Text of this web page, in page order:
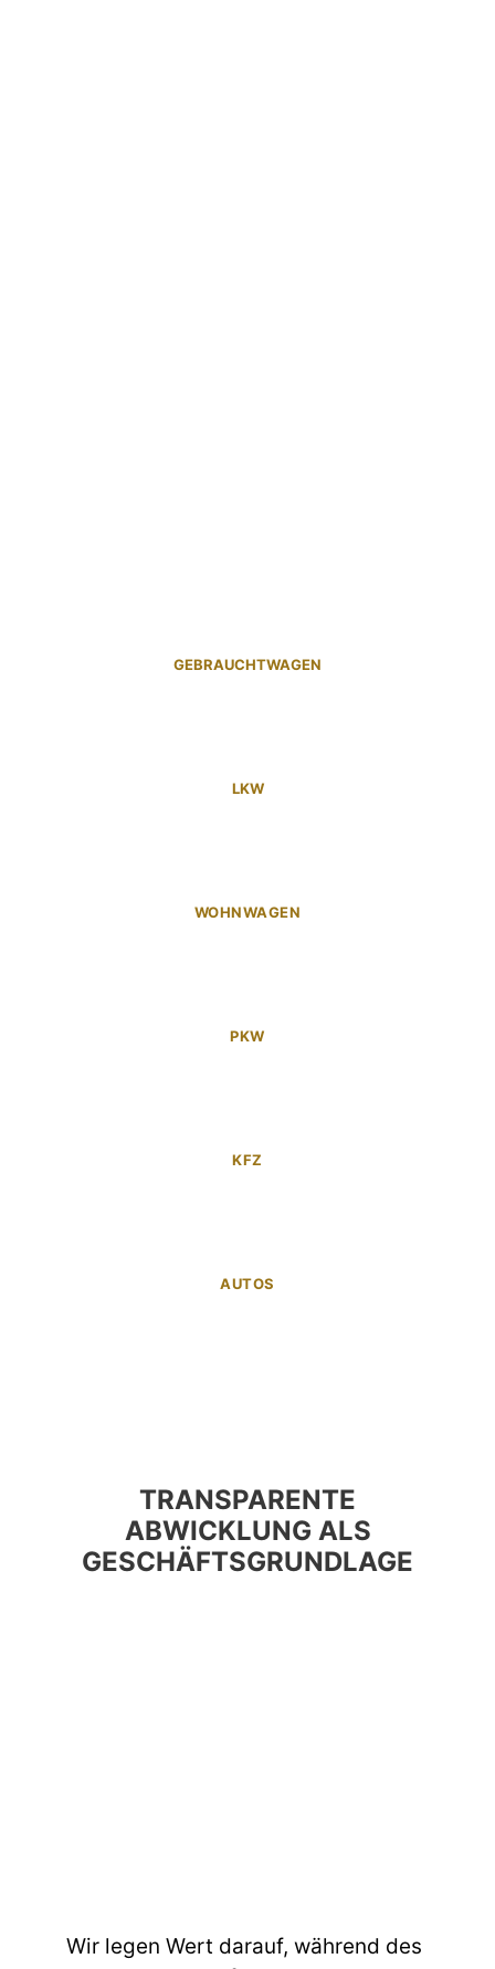
GEBRAUCHTWAGEN
LKW
WOHNWAGEN
PKW
KFZ
AUTOS
TRANSPARENTE
ABWICKLUNG ALS
GESCHÄFTSGRUNDLAGE
Wir legen Wert darauf, während des